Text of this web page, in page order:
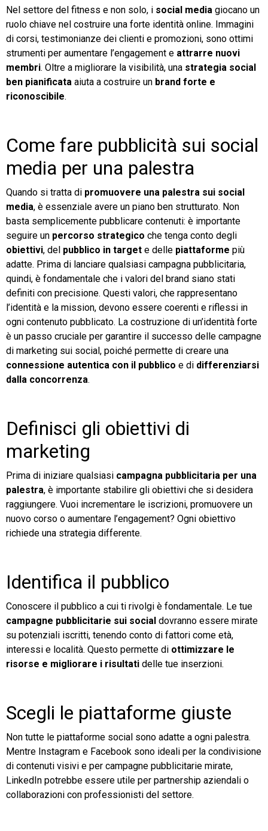
Nel settore del fitness e non solo, i social media giocano un
ruolo chiave nel costruire una forte identità online. Immagini
di corsi, testimonianze dei clienti e promozioni, sono ottimi
strumenti per aumentare l’engagement e attrarre nuovi
membri. Oltre a migliorare la visibilità, una strategia social
ben pianificata aiuta a costruire un brand forte e
riconoscibile.
Come fare pubblicità sui social
media per una palestra
Quando si tratta di promuovere una palestra sui social
media, è essenziale avere un piano ben strutturato. Non
basta semplicemente pubblicare contenuti: è importante
seguire un percorso strategico che tenga conto degli
obiettivi, del pubblico in target e delle piattaforme più
adatte. Prima di lanciare qualsiasi campagna pubblicitaria,
quindi, è fondamentale che i valori del brand siano stati
definiti con precisione. Questi valori, che rappresentano
l’identità e la mission, devono essere coerenti e riflessi in
ogni contenuto pubblicato. La costruzione di un’identità forte
è un passo cruciale per garantire il successo delle campagne
di marketing sui social, poiché permette di creare una
connessione autentica con il pubblico e di differenziarsi
dalla concorrenza.
Definisci gli obiettivi di
marketing
Prima di iniziare qualsiasi campagna pubblicitaria per una
palestra, è importante stabilire gli obiettivi che si desidera
raggiungere. Vuoi incrementare le iscrizioni, promuovere un
nuovo corso o aumentare l’engagement? Ogni obiettivo
richiede una strategia differente.
Identifica il pubblico
Conoscere il pubblico a cui ti rivolgi è fondamentale. Le tue
campagne pubblicitarie sui social dovranno essere mirate
su potenziali iscritti, tenendo conto di fattori come età,
interessi e località. Questo permette di ottimizzare le
risorse e migliorare i risultati delle tue inserzioni.
Scegli le piattaforme giuste
Non tutte le piattaforme social sono adatte a ogni palestra.
Mentre Instagram e Facebook sono ideali per la condivisione
di contenuti visivi e per campagne pubblicitarie mirate,
LinkedIn potrebbe essere utile per partnership aziendali o
collaborazioni con professionisti del settore.